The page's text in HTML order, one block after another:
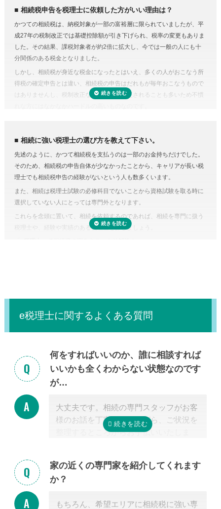
相続税の申告や準確定申告
相続税には申告書の他、総額の計算書、生命保険・財産・債務の明細書
など非常に多くの書類作成が必要となります。もちろん、相続人自身で
申告することもできますが、不動産や非上場株式などは財産の評価が難
しく書類作成も煩雑なことから、税理士に依頼するのが一般的です。
準確定申告とは、亡くなった方の所得の確定と納税の手続きを相続人が
代わりにおこなうこと。準確定申告の対象となるのは1月1日から亡くな
った日までの所得ですが、前年分も申告前であれば合わせて手続きをお
人生で数回程度の相続税申告をするためだけに、相続税に関する調べも
のや資料集めに相当の時間と労力を費やすことを考えてみると、税金の
プロの税理士に頼むという選択肢がコストに見合うものだと納得がいく
のではないでしょうか。
費用が気になる方は、相続税申告の費用を複数の専門家にまとめて依頼
できる「 相続費用見積ガイド 」をご利用ください。
相続税申告を税理士に依頼した方がいい理由は？
かつての相続税は、納税対象が一部の富裕層に限られていましたが、平
成27年の税制改正では基礎控除額が引き下げられ、税率の変更もありま
した。その結果、課税対象者が約2倍に拡大し、今では一般の人にも十
分関係のある税金となりました。
しかし、相続税が身近な税金になったとはいえ、多くの人がおこなう所
得税の確定申告とは違い、相続税の申告はだれもが毎年おこなうもので
はありませんし、税制改正などで内容が変更されることも多いため不慣
を減らしたり、納税額を少なくできる可能性があります。
しかし、どんな特例が使えるのかを知らない、または分からなければ、
特例を活用しないまま申告していることすら気づかないこともありえる
のです。また、たとえ単純な計算ミスだったとしても間違って申告して
しまえば罰金のペナルティ対象になるおそれもあります。仮に税務調査
対象となった場合、税理士に立ち会ってもらうことも可能です。
税理士に依頼しなくてもいい場合はある？
正味の遺産額（相続税の課税の対象となる財産の合計額）が相続税の基
相続に強い税理士の選び方を教えて下さい。
先述のように、かつて相続税を支払うのは一部のお金持ちだけでした。
そのため、相続税の申告自体が少なかったことから、キャリアが長い税
理士でも相続税申告の経験がないという人も数多くいます。
また、相続は税理士試験の必修科目でないことから資格試験を取る時に
選択していない人にとっては専門外となります。
これらを念頭に置いて、相続を依頼するのであれば、相続を専門に扱う
税理士や、経験や実績のある税理士を探しましょう。
e税理士に関するよくある質問
何をすればいいのか、誰に相談すれば
いいかも全くわからない状態なのです
が…
大丈夫です。相続の専門スタッフがお客
様のお話を丁寧に伺いながら、ご状況を
整理するところからお手伝いいたしま
家の近くの専門家を紹介してくれます
か？
もちろん、希望エリアに相続税に強い専